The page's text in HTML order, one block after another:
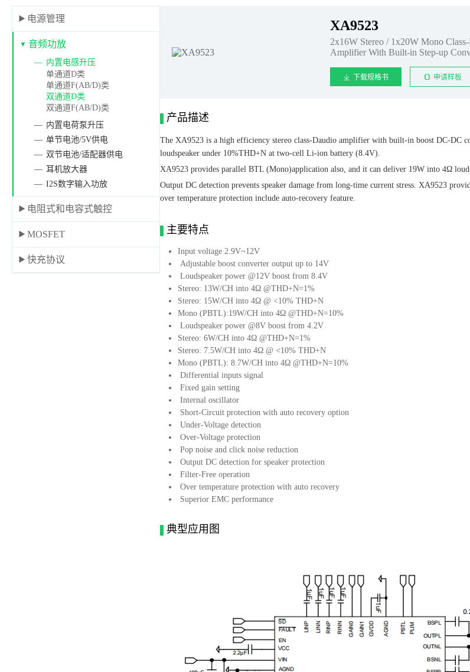
电源管理
音频功放
内置电感升压
单通道D类
单通道F(AB/D)类
双通道D类
双通道F(AB/D)类
内置电荷泵升压
单节电池/5V供电
双节电池/适配器供电
耳机放大器
I2S数字输入功放
电阻式和电容式触控
MOSFET
快充协议
XA9523
2x16W Stereo / 1x20W Mono
Amplifier With Built-in Step-up
下载规格书 申请样板
产品描述
The XA9523 is a high efficiency stereo class-Daudio amplifier with built-in boost DC-DC
loudspeaker under 10%THD+N at two-cell Li-ion battery (8.4V).
XA9523 provides parallel BTL (Mono)application also, and it can deliver 19W into 4Ω
Output DC detection prevents speaker damage from long-time current stress. XA9523
over temperature protection include auto-recovery feature.
主要特点
Input voltage 2.9V~12V
Adjustable boost converter output up to 14V
Loudspeaker power @12V boost from 8.4V
Stereo: 13W/CH into 4Ω @THD+N=1%
Stereo: 15W/CH into 4Ω @ <10% THD+N
Mono (PBTL):19W/CH into 4Ω @THD+N=10%
Loudspeaker power @8V boost from 4.2V
Stereo: 6W/CH into 4Ω @THD+N=1%
Stereo: 7.5W/CH into 4Ω @ <10% THD+N
Mono (PBTL): 8.7W/CH into 4Ω @THD+N=10%
Differential inputs signal
Fixed gain setting
Internal oscillator
Short-Circuit protection with auto recovery option
Under-Voltage detection
Over-Voltage protection
Pop noise and click noise reduction
Output DC detection for speaker protection
Filter-Free operation
Over temperature protection with auto recovery
Superior EMC performance
典型应用图